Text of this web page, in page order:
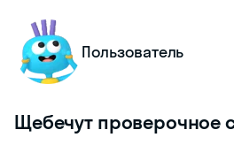
Пользователь
Щебечут проверочное